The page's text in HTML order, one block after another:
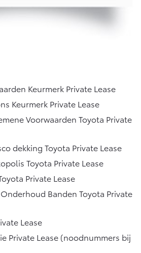
Vanaf € 55.950,-
Hilux (excl. BTW)
OOK ALS BATTERIJ-
Vanaf € 56.570,-
Keurmerk Private Lease
Keurmerk Private Lease
Voorwaarden Toyota Private
dekking Toyota Private Lease
Toyota Private Lease
Private Lease
Banden Toyota Private
Lease
Private Lease (noodnummers bij